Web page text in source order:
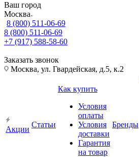
Ваш город
Москва
8 (800) 511-06-69
8 (800) 511-06-69
+7 (917) 588-58-60
Заказать звонок
Москва, ул. Гвардейская, д.5, к.2
Акции
Статьи
Как купить
Условия
оплаты
Условия
доставки
Гарантия
на товар
Бренды